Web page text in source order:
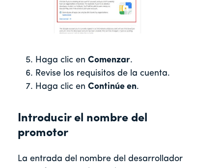
Haga clic en Comenzar.
Revise los requisitos de la cuenta.
Haga clic en Continúe en.
Introducir el nombre del
promotor
La entrada del nombre del desarrollador